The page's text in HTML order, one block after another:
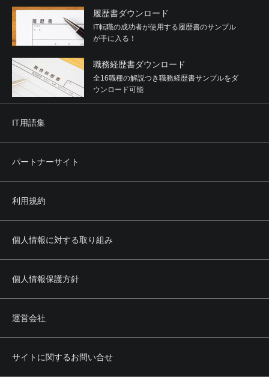
履歴書ダウンロード
IT転職の成功者が使用する履歴書のサンプル
が手に入る！
職務経歴書ダウンロード
全16職種の解説つき職務経歴書サンプルをダ
ウンロード可能
IT用語集
パートナーサイト
利用規約
個人情報に対する取り組み
個人情報保護方針
運営会社
サイトに関するお問い合せ